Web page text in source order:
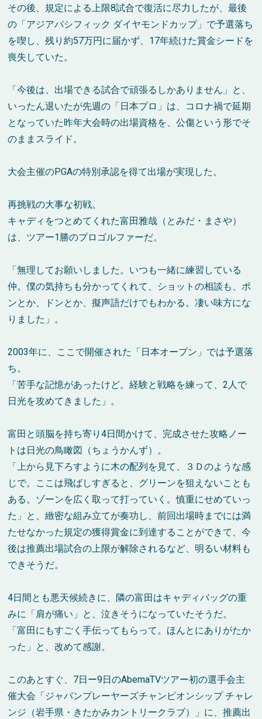
その後、規定による上限8試合で復活に尽力したが、最後
の「アジアパシフィック ダイヤモンドカップ」で予選落ち
を喫し、残り約57万円に届かず、17年続けた賞金シードを
喪失していた。
「今後は、出場できる試合で頑張るしかありません」と、
いったん退いたが先週の「日本プロ」は、コロナ禍で延期
となっていた昨年大会時の出場資格を、公傷という形でそ
のままスライド。
大会主催のPGAの特別承認を得て出場が実現した。
再挑戦の大事な初戦。
キャディをつとめてくれた富田雅哉（とみだ・まさや）
は、ツアー1勝のプロゴルファーだ。
「無理してお願いしました。いつも一緒に練習している
仲。僕の気持ちも分かってくれて、ショットの相談も、ポ
ンとか、ドンとか、擬声語だけでもわかる。凄い味方にな
りました」。
2003年に、ここで開催された「日本オープン」では予選落
ち。
「苦手な記憶があったけど。経験と戦略を練って、2人で
日光を攻めてきました」。
富田と頭脳を持ち寄り4日間かけて、完成させた攻略ノー
トは日光の鳥瞰図（ちょうかんず）。
「上から見下ろすように木の配列を見て、３Ｄのような感
じで。ここは飛ばしすぎると、グリーンを狙えないことも
ある。ゾーンを広く取って打っていく。慎重にせめていっ
た」と、緻密な組み立てが奏功し、前回出場時までには満
たせなかった規定の獲得賞金に到達することができて、今
後は推薦出場試合の上限が解除されるなど、明るい材料も
できそうだ。
4日間とも悪天候続きに、隣の富田はキャディバッグの重
みに「肩が痛い」と、泣きそうになっていたそうだ。
「富田にもすごく手伝ってもらって。ほんとにありがたか
った」と、改めて感謝。
このあとすぐ、7日ー9日のAbemaTVツアー初の選手会主
催大会「ジャパンプレーヤーズチャンピオンシップ チャレ
ンジ（岩手県・きたかみカントリークラブ）」に、推薦出